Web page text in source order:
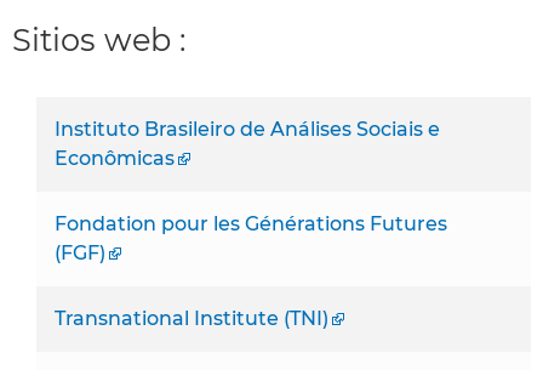
Sitios web :
Instituto Brasileiro de Análises Sociais e
Econômicas
Fondation pour les Générations Futures
(FGF)
Transnational Institute (TNI)